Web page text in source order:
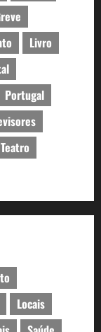
Livro
Portugal
Teatro
Locais